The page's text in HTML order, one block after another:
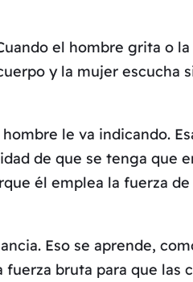
el hombre grita o
y la mujer escucha
le va indicando.
de que se tenga que
él emplea la fuerza
Eso se aprende,
bruta para que las